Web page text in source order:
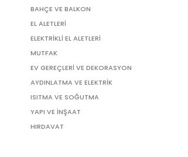
BAHÇE VE BALKON
EL ALETLERİ
ELEKTRİKLİ EL ALETLERİ
MUTFAK
EV GEREÇLERİ VE DEKORASYON
AYDINLATMA VE ELEKTRİK
ISITMA VE SOĞUTMA
YAPI VE İNŞAAT
HIRDAVAT